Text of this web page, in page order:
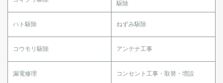
駆除
ハト駆除 ねずみ駆除
コウモリ駆除 アンテナ工事
漏電修理 コンセント工事・取替・増設